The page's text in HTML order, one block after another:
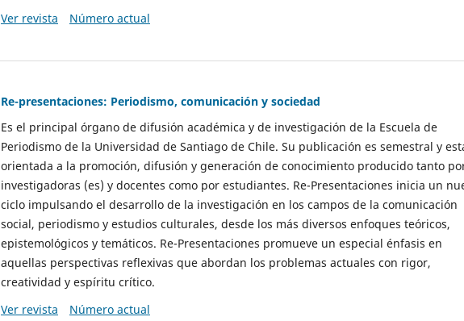
Ver revista
Número actual
Re-presentaciones: Periodismo, comunicación y sociedad
Es el principal órgano de difusión académica y de investigación de la Escuela de
Periodismo de la Universidad de Santiago de Chile. Su publicación es semestral y
orientada a la promoción, difusión y generación de conocimiento producido tanto
investigadoras (es) y docentes como por estudiantes. Re-Presentaciones inicia un
ciclo impulsando el desarrollo de la investigación en los campos de la comunicación
social, periodismo y estudios culturales, desde los más diversos enfoques teóricos,
epistemológicos y temáticos. Re-Presentaciones promueve un especial énfasis en
aquellas perspectivas reflexivas que abordan los problemas actuales con rigor,
creatividad y espíritu crítico.
Ver revista
Número actual